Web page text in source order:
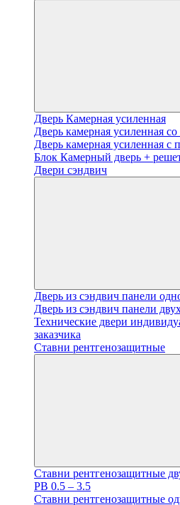
Дверь Камерная усиленная
Дверь камерная усиленная
Дверь камерная усиленная с
Блок Камерный дверь +
Двери сэндвич
Дверь из сэндвич панели
Дверь из сэндвич панели
Технические двери
заказчика
Ставни рентгенозащитные
Ставни рентгенозащитные
PB 0.5 – 3.5
Ставни рентгенозащитные